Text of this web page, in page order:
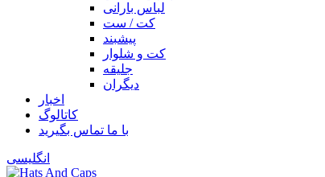
لباس بارانی
کت / ست
پیشبند
کت و شلوار
جلیقه
دیگران
اخبار
کاتالوگ
با ما تماس بگیرید
انگلیسی